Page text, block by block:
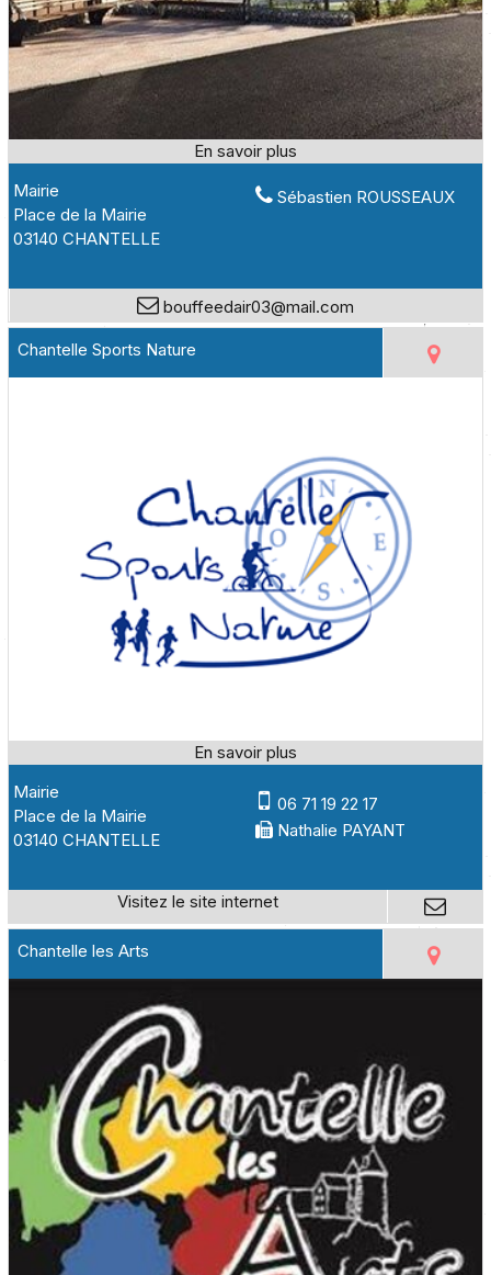
Mairie
Place de la Mairie
03140 CHANTELLE
Sébastien ROUSSEAUX
bouffeedair03@mail.com
Chantelle Sports Nature
Mairie
Place de la Mairie
03140 CHANTELLE
06 71 19 22 17
Nathalie PAYANT
Chantelle les Arts